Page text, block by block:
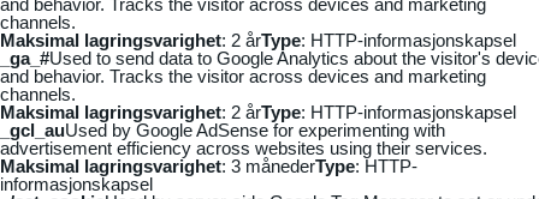
channels.
Maksimal lagringsvarighet: 2 årType: HTTP-informasjonskapsel
_ga_#Used to send data to Google Analytics about the visitor's
and behavior. Tracks the visitor across devices and marketing
channels.
Maksimal lagringsvarighet: 2 årType: HTTP-informasjonskapsel
_gcl_auUsed by Google AdSense for experimenting with
advertisement efficiency across websites using their services.
Maksimal lagringsvarighet: 3 månederType: HTTP-
informasjonskapsel